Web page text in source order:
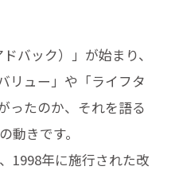
バック）」が始まり、
リュー」や「ライフタ
ったのか、それを語る
動きです。
1998年に施行された改